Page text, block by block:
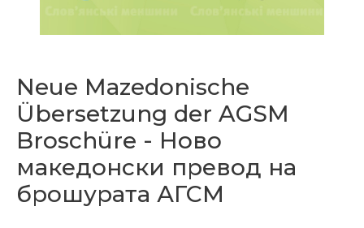
Neue Mazedonische
Übersetzung der AGSM
Broschüre - Новo
македонски превод на
брошурата АГСМ